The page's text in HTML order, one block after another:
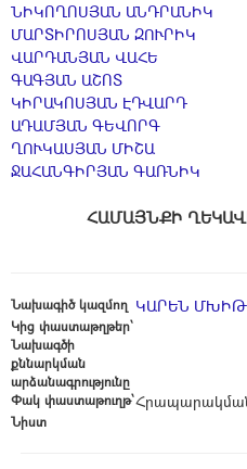
ՆԻԿՈՂՈՍՅԱՆ ԱՆԴՐԱՆԻԿ
ՄԱՐՏԻՐՈՍՅԱՆ ԶՈՒՐԻԿ
ՎԱՐԴԱՆՅԱՆ ՎԱՀԵ
ԳԱԳՅԱՆ ԱՇՈՏ
ԿԻՐԱԿՈՍՅԱՆ ԷԴՎԱՐԴ
ԱԴԱՄՅԱՆ ԳԵՎՈՐԳ
ՂՈՒԿԱՍՅԱՆ ՄԻՇԱ
ՋԱՀԱՆԳԻՐՅԱՆ ԳԱՌՆԻԿ
ՀԱՄԱՅՆՔԻ
Նախագիծ կազմող ԿԱՐԵՆ
Կից փաստաթղթեր՝
Նախագծի
քննարկման
արձանագրությունը
Փակ փաստաթուղթ՝
Նիստ